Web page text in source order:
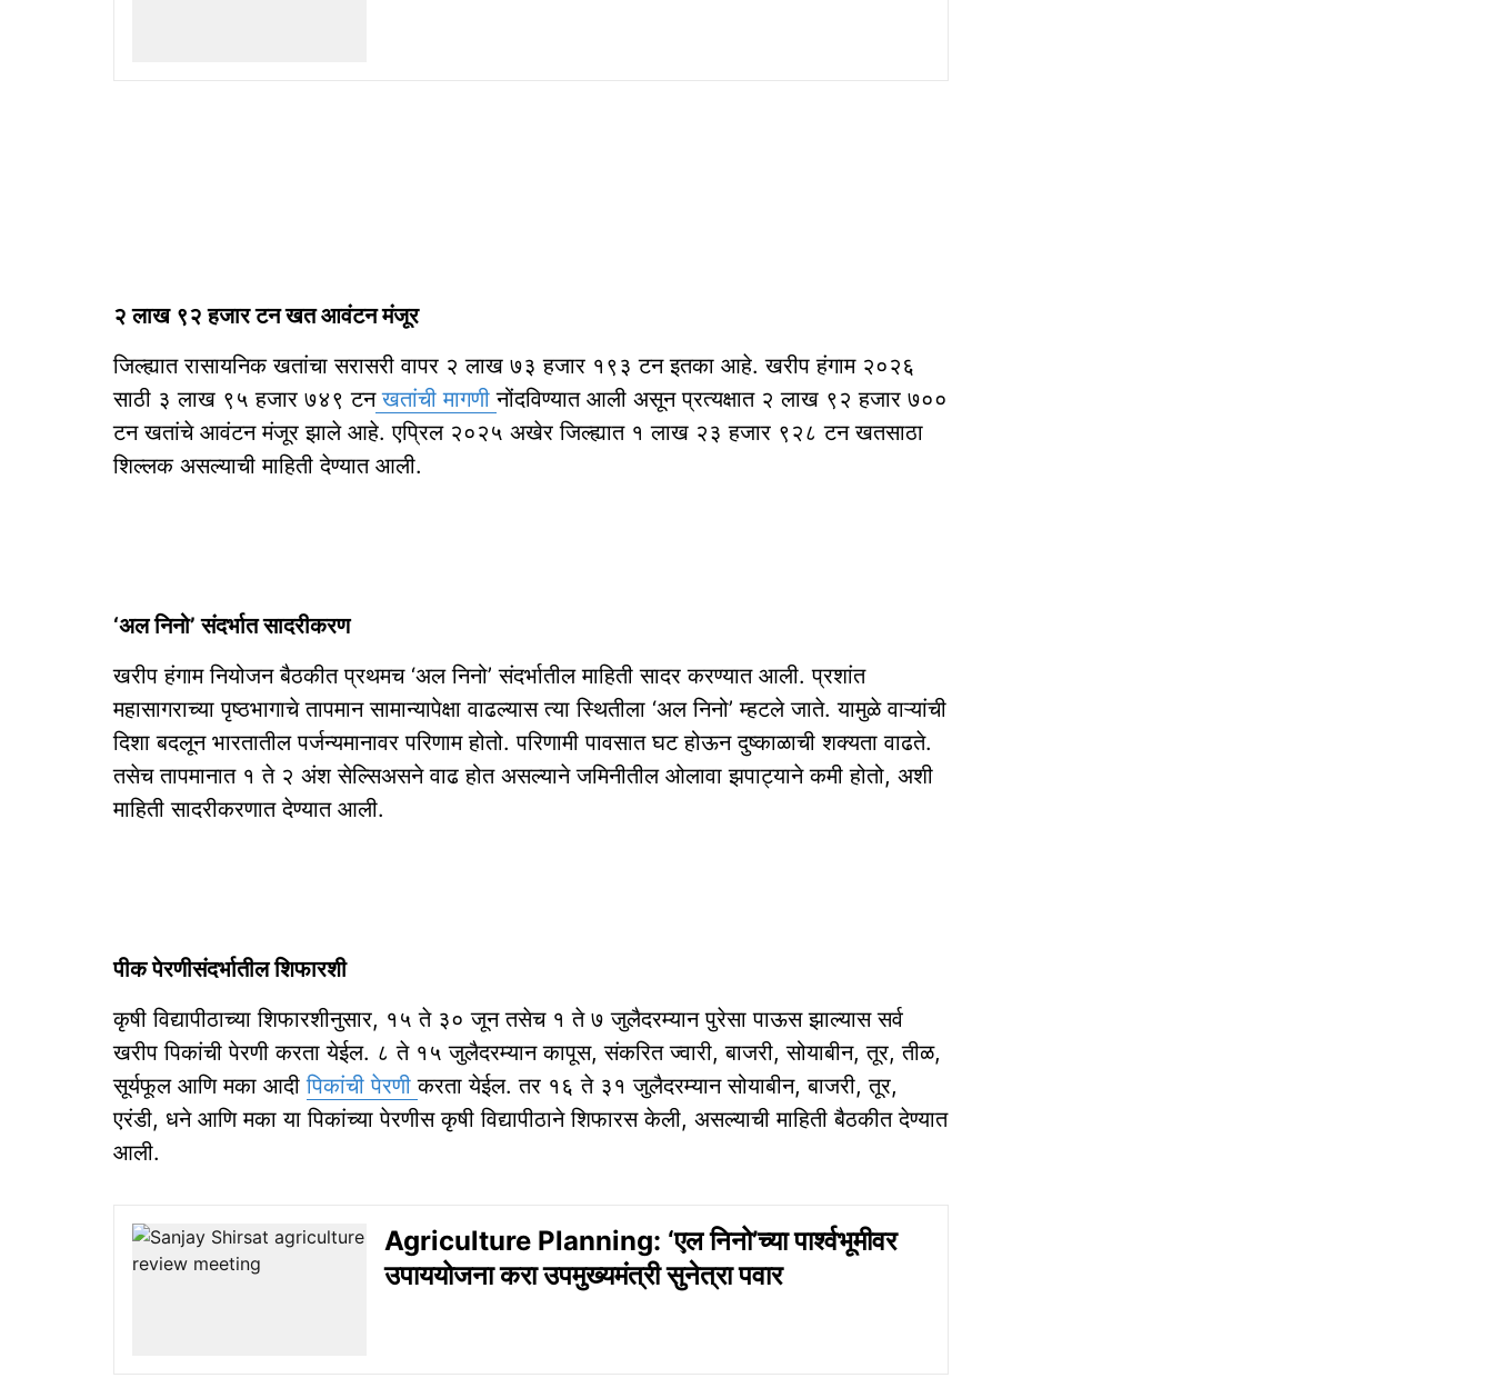
२ लाख ९२ हजार टन खत आवंटन मंजूर
जिल्ह्यात रासायनिक खतांचा सरासरी वापर २ लाख ७३ हजार १९३ टन इतका आहे. खरीप हंगाम २०२६
साठी ३ लाख ९५ हजार ७४९ टनखतांची मागणीनोंदविण्यात आली असून प्रत्यक्षात २ लाख ९२ हजार ७००
टन खतांचे आवंटन मंजूर झाले आहे. एप्रिल २०२५ अखेर जिल्ह्यात १ लाख २३ हजार ९२८ टन खतसाठा
शिल्लक असल्याची माहिती देण्यात आली.
‘अल निनो’ संदर्भात सादरीकरण
खरीप हंगाम नियोजन बैठकीत प्रथमच ‘अल निनो’ संदर्भातील माहिती सादर करण्यात आली. प्रशांत
महासागराच्या पृष्ठभागाचे तापमान सामान्यापेक्षा वाढल्यास त्या स्थितीला ‘अल निनो’ म्हटले जाते. यामुळे वाऱ्यांची
दिशा बदलून भारतातील पर्जन्यमानावर परिणाम होतो. परिणामी पावसात घट होऊन दुष्काळाची शक्यता वाढते.
तसेच तापमानात १ ते २ अंश सेल्सिअसने वाढ होत असल्याने जमिनीतील ओलावा झपाट्याने कमी होतो, अशी
माहिती सादरीकरणात देण्यात आली.
पीक पेरणीसंदर्भातील शिफारशी
कृषी विद्यापीठाच्या शिफारशीनुसार, १५ ते ३० जून तसेच १ ते ७ जुलैदरम्यान पुरेसा पाऊस झाल्यास सर्व
खरीप पिकांची पेरणी करता येईल. ८ ते १५ जुलैदरम्यान कापूस, संकरित ज्वारी, बाजरी, सोयाबीन, तूर, तीळ,
सूर्यफूल आणि मका आदीपिकांची पेरणीकरता येईल. तर १६ ते ३१ जुलैदरम्यान सोयाबीन, बाजरी, तूर,
एरंडी, धने आणि मका या पिकांच्या पेरणीस कृषी विद्यापीठाने शिफारस केली, असल्याची माहिती बैठकीत देण्यात
आली.
Agriculture Planning: ‘एल निनो’च्या पार्श्वभूमीवर
उपाययोजना करा उपमुख्यमंत्री सुनेत्रा पवार